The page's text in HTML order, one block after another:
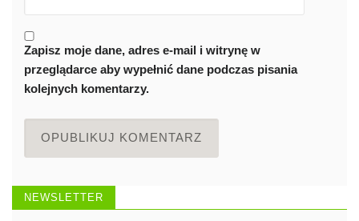
Zapisz moje dane, adres e-mail i witrynę w
przeglądarce aby wypełnić dane podczas pisania
kolejnych komentarzy.
NEWSLETTER